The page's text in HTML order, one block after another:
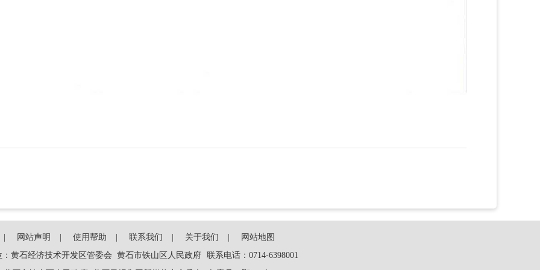
网站声明 使用帮助 联系我们 关于我们
网站地图
：黄石经济技术开发区管委会 黄石市铁山区人民政府 联系电话：0714-6398001